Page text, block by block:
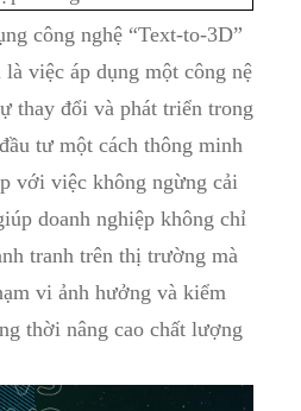
công nghệ “Text-to-3D”
việc áp dụng một công nệ
thay đổi và phát triển trong
tư một cách thông minh
với việc không ngừng cải
doanh nghiệp không chỉ
tranh trên thị trường mà
vi ảnh hưởng và kiểm
thời nâng cao chất lượng